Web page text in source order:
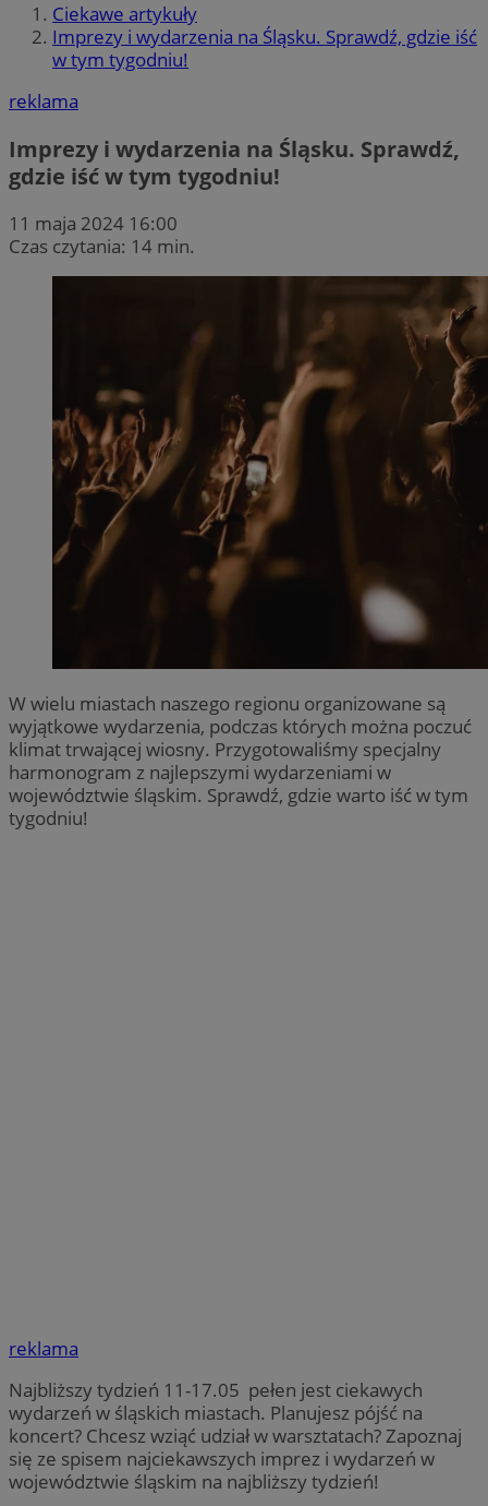
Ciekawe artykuły
Imprezy i wydarzenia na Śląsku. Sprawdź, gdzie iść
w tym tygodniu!
reklama
Imprezy i wydarzenia na Śląsku. Sprawdź,
gdzie iść w tym tygodniu!
11 maja 2024 16:00
Czas czytania: 14 min.
W wielu miastach naszego regionu organizowane są
wyjątkowe wydarzenia, podczas których można poczuć
klimat trwającej wiosny. Przygotowaliśmy specjalny
harmonogram z najlepszymi wydarzeniami w
województwie śląskim. Sprawdź, gdzie warto iść w tym
tygodniu!
reklama
Najbliższy tydzień 11-17.05 pełen jest ciekawych
wydarzeń w śląskich miastach. Planujesz pójść na
koncert? Chcesz wziąć udział w warsztatach? Zapoznaj
się ze spisem najciekawszych imprez i wydarzeń w
województwie śląskim na najbliższy tydzień!